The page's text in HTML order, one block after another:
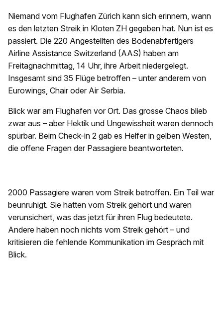
Niemand vom Flughafen Zürich kann sich erinnern, wann
es den letzten Streik in Kloten ZH gegeben hat. Nun ist es
passiert. Die 220 Angestellten des Bodenabfertigers
Airline Assistance Switzerland (AAS) haben am
Freitagnachmittag, 14 Uhr, ihre Arbeit niedergelegt.
Insgesamt sind 35 Flüge betroffen – unter anderem von
Eurowings, Chair oder Air Serbia.
Blick war am Flughafen vor Ort. Das grosse Chaos blieb
zwar aus – aber Hektik und Ungewissheit waren dennoch
spürbar. Beim Check-in 2 gab es Helfer in gelben Westen,
die offene Fragen der Passagiere beantworteten.
2000 Passagiere waren vom Streik betroffen. Ein Teil war
beunruhigt. Sie hatten vom Streik gehört und waren
verunsichert, was das jetzt für ihren Flug bedeutete.
Andere haben noch nichts vom Streik gehört – und
kritisieren die fehlende Kommunikation im Gespräch mit
Blick.